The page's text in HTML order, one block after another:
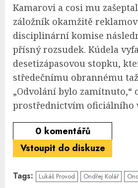
Kamarovi a cosi mu
záložník okamžitě
disciplinární komise
přísný rozsudek. Kúdela
desetizápasovou stopku,
středečnímu obrannému
„Odvolání bylo zamítnuto,“
prostřednictvím oficiálního
0 komentářů
Vstoupit do diskuze
Tags: Lukáš Provod Ondřej Kolář